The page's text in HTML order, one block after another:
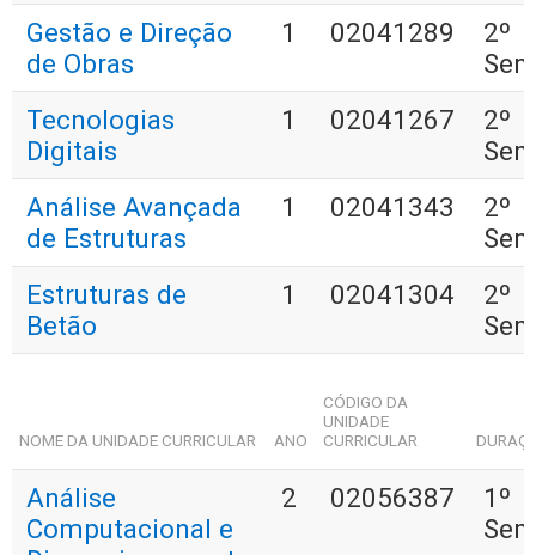
Gestão e Direção
de Obras
1 02041289
2º
Tecnologias
Digitais
1 02041267
2º
Análise Avançada
de Estruturas
1 02041343
2º
Estruturas de
Betão
1 02041304
2º
NOME DA UNIDADE CURRICULAR ANO
CÓDIGO DA
UNIDADE
CURRICULAR
Análise
Computacional e
2 02056387
1º